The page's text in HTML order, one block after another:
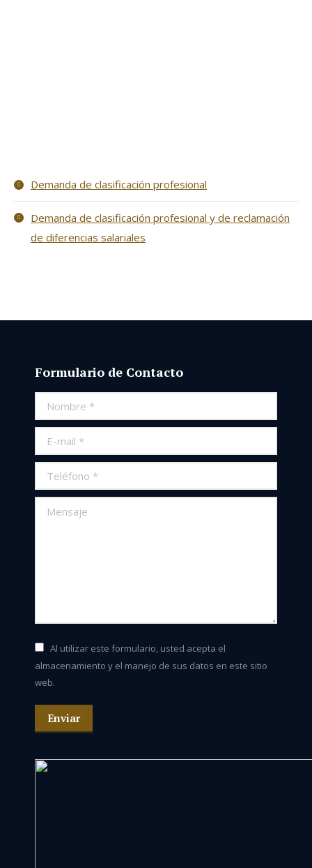
Demanda de clasificación profesional
Demanda de clasificación profesional y de reclamación
de diferencias salariales
Formulario de Contacto
Nombre *
E-mail *
Teléfono *
Mensaje
Al utilizar este formulario, usted acepta el
almacenamiento y el manejo de sus datos en este sitio
web.
Enviar